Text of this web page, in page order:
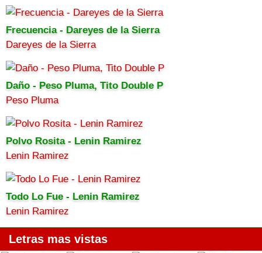
Frecuencia - Dareyes de la Sierra
Dareyes de la Sierra
Daño - Peso Pluma, Tito Double P
Peso Pluma
Polvo Rosita - Lenin Ramirez
Lenin Ramirez
Todo Lo Fue - Lenin Ramirez
Lenin Ramirez
Letras mas vistas